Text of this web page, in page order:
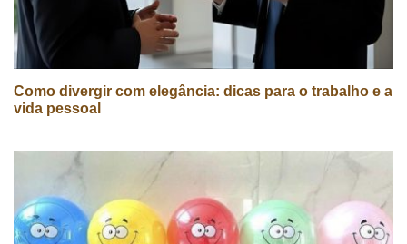
Como divergir com elegância: dicas para o trabalho e a
vida pessoal